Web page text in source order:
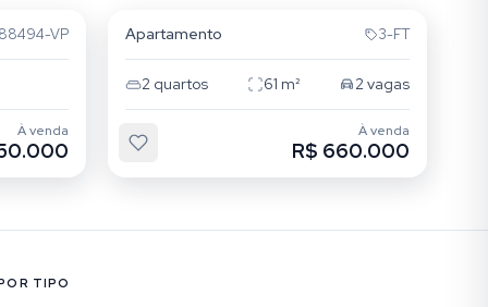
88494-VP
À venda
Apartamento 3-FT
2 quartos 61 m² 2vagas
À venda
R$ 660.000
TIPO